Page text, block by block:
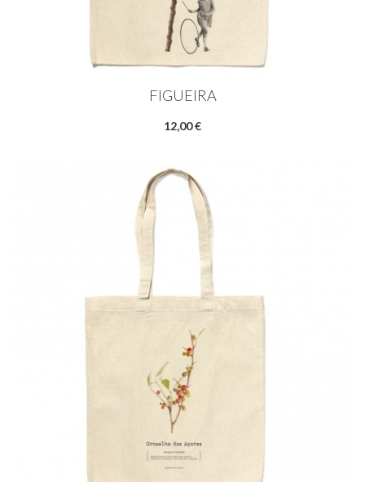
FIGUEIRA
12,00 €